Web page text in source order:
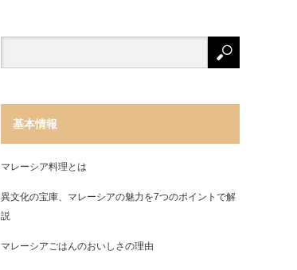
基本情報
マレーシア料理とは
異文化の宝庫、マレーシアの魅力を7つのポイントで解
説
マレーシアごはんのおいしさの理由